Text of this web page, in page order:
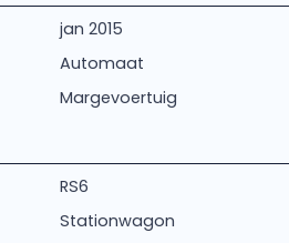
jan 2015
Automaat
Margevoertuig
RS6
Stationwagon